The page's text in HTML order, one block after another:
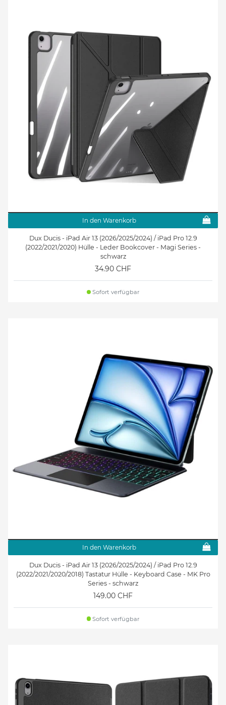
In den Warenkorb
Dux Ducis - iPad Air 13 (2026/2025/2024) / iPad Pro 12.9
(2022/2021/2020) Hülle - Leder Bookcover - Magi Series -
schwarz
34.90 CHF
Sofort verfügbar
In den Warenkorb
Dux Ducis - iPad Air 13 (2026/2025/2024) / iPad Pro 12.9
(2022/2021/2020/2018) Tastatur Hülle - Keyboard Case - MK Pro
Series - schwarz
149.00 CHF
Sofort verfügbar